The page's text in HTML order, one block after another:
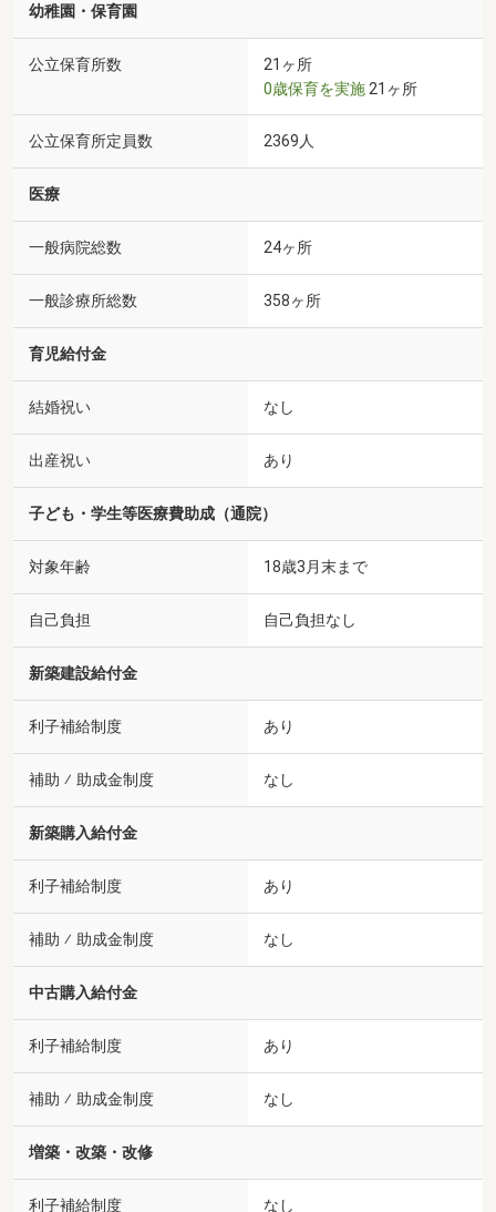
幼稚園・保育園
公立保育所数
21ヶ所
0歳保育を実施 21ヶ所
公立保育所定員数 2369人
医療
一般病院総数 24ヶ所
一般診療所総数 358ヶ所
育児給付金
結婚祝い なし
出産祝い あり
子ども・学生等医療費助成（通院）
対象年齢 18歳3月末まで
自己負担 自己負担なし
新築建設給付金
利子補給制度 あり
補助 ⁄ 助成金制度 なし
新築購入給付金
利子補給制度 あり
補助 ⁄ 助成金制度 なし
中古購入給付金
利子補給制度 あり
補助 ⁄ 助成金制度 なし
増築・改築・改修
利子補給制度 なし